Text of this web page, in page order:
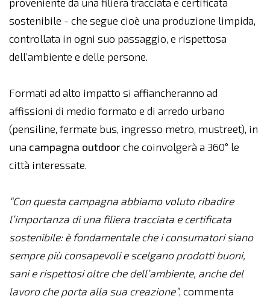
proveniente da una filiera tracciata e certificata
sostenibile - che segue cioè una produzione limpida,
controllata in ogni suo passaggio, e rispettosa
dell’ambiente e delle persone.
Formati ad alto impatto si affiancheranno ad
affissioni di medio formato e di arredo urbano
(pensiline, fermate bus, ingresso metro, mustreet), in
una campagna outdoorche coinvolgerà a 360° le
città interessate.
“Con questa campagna abbiamo voluto ribadire
l’importanza di una filiera tracciata e certificata
sostenibile: è fondamentale che i consumatori siano
sempre più consapevoli e scelgano prodotti buoni,
sani e rispettosi oltre che dell’ambiente, anche del
lavoro che porta alla sua creazione”, commenta